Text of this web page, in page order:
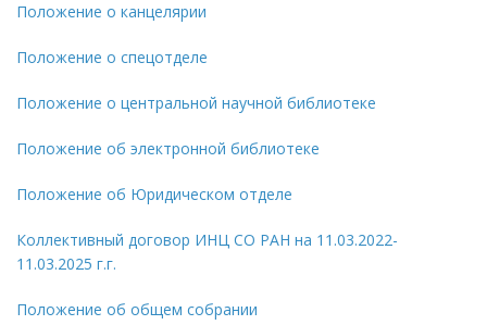
Положение о канцелярии
Положение о спецотделе
Положение о центральной научной библиотеке
Положение об электронной библиотеке
Положение об Юридическом отделе
Коллективный договор ИНЦ СО РАН на 11.03.2022-
11.03.2025 г.г.
Положение об общем собрании